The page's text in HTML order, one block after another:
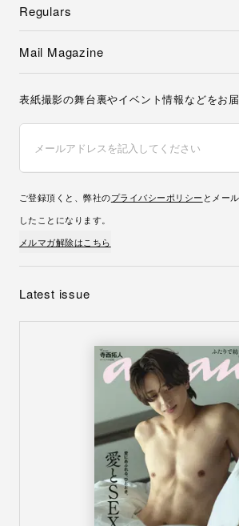
Regulars
Mail Magazine
表紙撮影の舞台裏やイベント情報などをお届
ご登録頂くと、弊社のプライバシーポリシー とメー
したことになります。
メルマガ解除はこちら
Latest issue